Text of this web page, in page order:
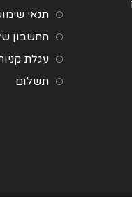
תנאי
החשבון
עגלת
תשלום